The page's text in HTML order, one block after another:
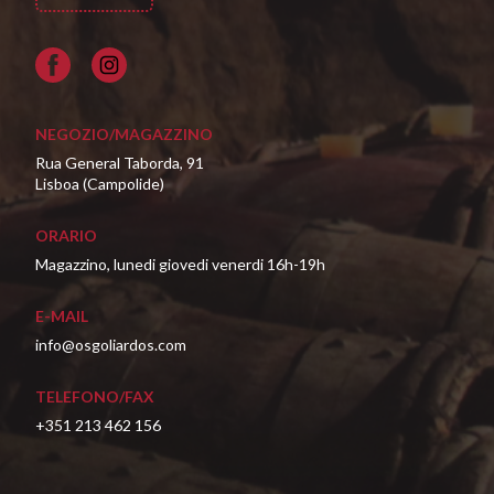
Facebook
NEGOZIO/MAGAZZINO
Rua General Taborda, 91
Lisboa (Campolide)
ORARIO
Magazzino, lunedi giovedi venerdi 16h-19h
E-MAIL
info@osgoliardos.com
TELEFONO/FAX
+351 213 462 156